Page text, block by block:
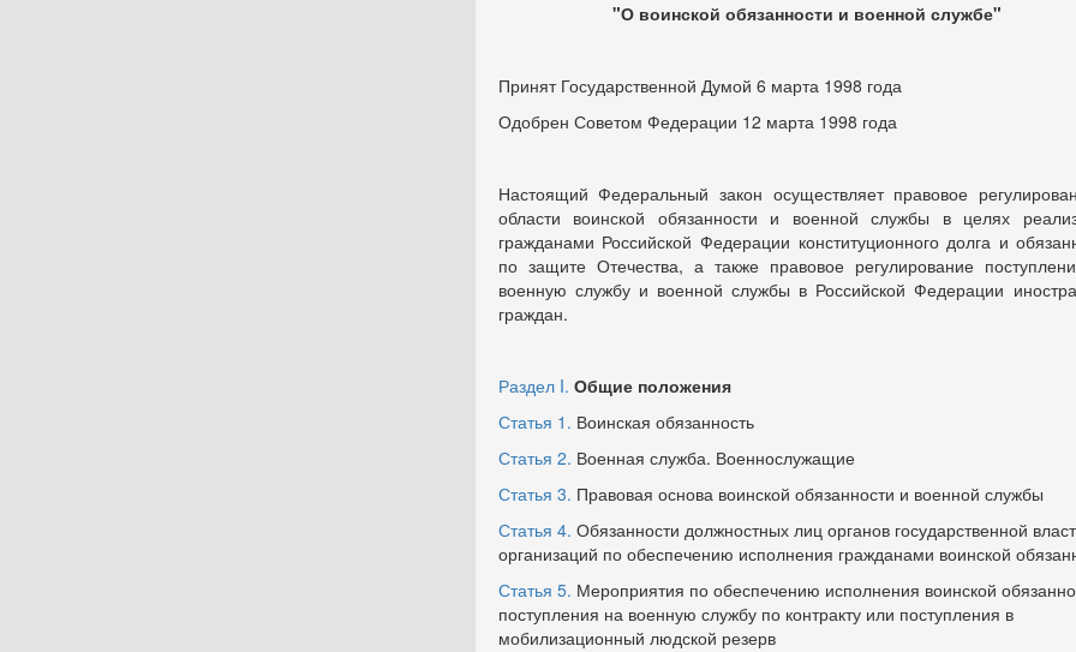
"О воинской обязанности и военной службе"
Принят Государственной Думой 6 марта 1998 года
Одобрен Советом Федерации 12 марта 1998 года
Настоящий Федеральный закон осуществляет правовое
области воинской обязанности и военной службы в целях
гражданами Российской Федерации конституционного долга и
по защите Отечества, а также правовое регулирование
военную службу и военной службы в Российской Федерации
граждан.
Раздел I. Общие положения
Статья 1. Воинская обязанность
Статья 2. Военная служба. Военнослужащие
Статья 3. Правовая основа воинской обязанности и военной службы
Статья 4. Обязанности должностных лиц органов государственной
организаций по обеспечению исполнения гражданами воинской
Статья 5. Мероприятия по обеспечению исполнения воинской
поступления на военную службу по контракту или поступления в
мобилизационный людской резерв